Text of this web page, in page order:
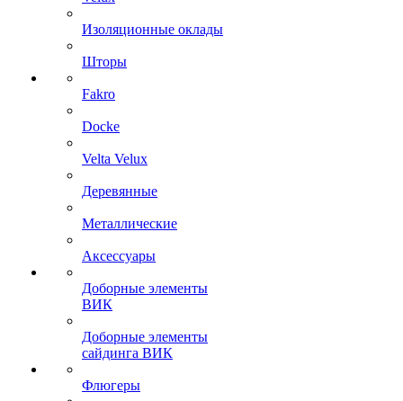
Изоляционные оклады
Шторы
Fakro
Docke
Velta Velux
Деревянные
Металлические
Аксессуары
Доборные элементы
ВИК
Доборные элементы
сайдинга ВИК
Флюгеры